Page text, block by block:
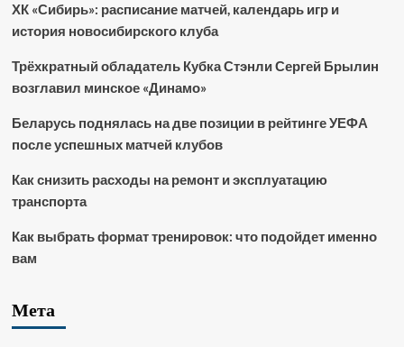
ХК «Сибирь»: расписание матчей, календарь игр и
история новосибирского клуба
Трёхкратный обладатель Кубка Стэнли Сергей Брылин
возглавил минское «Динамо»
Беларусь поднялась на две позиции в рейтинге УЕФА
после успешных матчей клубов
Как снизить расходы на ремонт и эксплуатацию
транспорта
Как выбрать формат тренировок: что подойдет именно
вам
Мета